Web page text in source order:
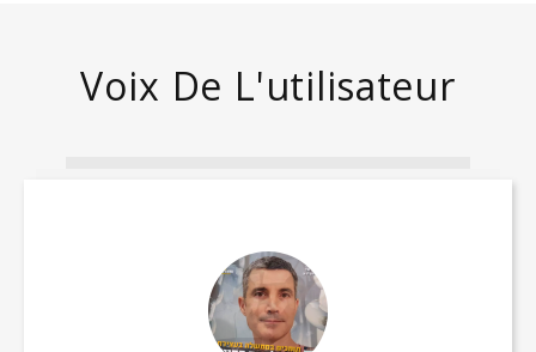
Voix De L'utilisateur